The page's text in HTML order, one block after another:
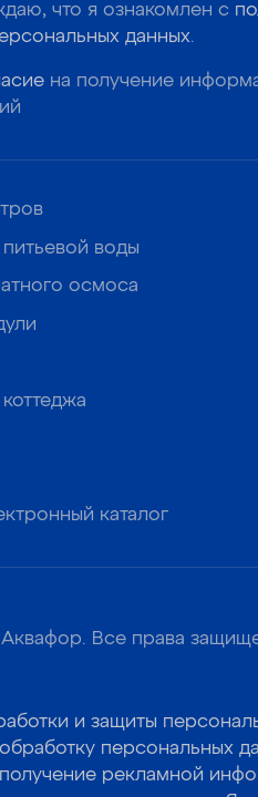
что я ознакомлен с
данных.
на получение
воды
осмоса
каталог
Все права
и защиты
персональных
рекламной